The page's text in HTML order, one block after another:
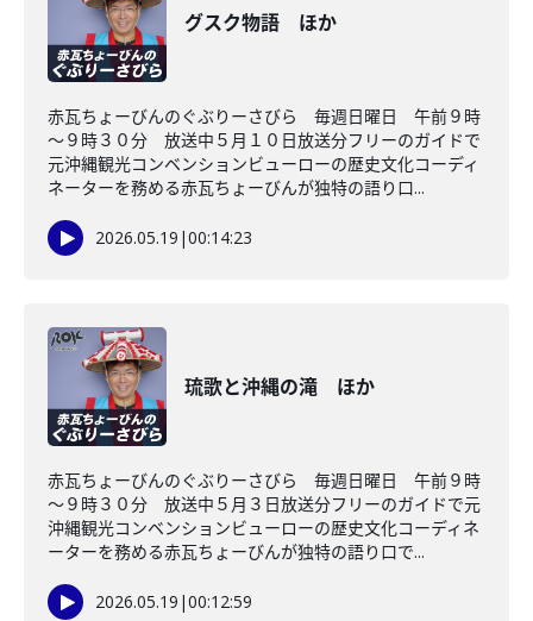
グスク物語 ほか
赤瓦ちょーびんのぐぶりーさびら 毎週日曜日 午前９時
～９時３０分 放送中５月１０日放送分フリーのガイドで
元沖縄観光コンベンションビューローの歴史文化コーディ
ネーターを務める赤瓦ちょーびんが独特の語り口...
2026.05.19 |00:14:23
琉歌と沖縄の滝 ほか
赤瓦ちょーびんのぐぶりーさびら 毎週日曜日 午前９時
～９時３０分 放送中５月３日放送分フリーのガイドで元
沖縄観光コンベンションビューローの歴史文化コーディネ
ーターを務める赤瓦ちょーびんが独特の語り口で...
2026.05.19 |00:12:59